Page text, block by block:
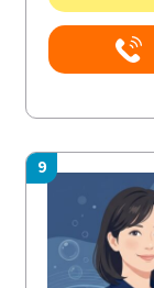
9